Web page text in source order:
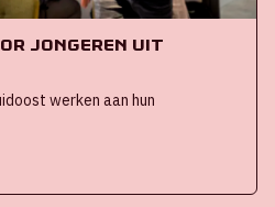
jongeren uit
werken aan hun